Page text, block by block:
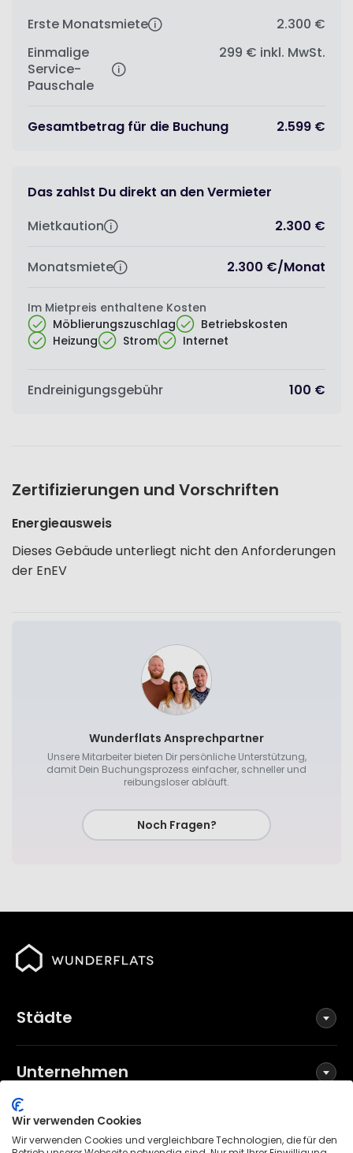
Erste Monatsmiete
2.300 €
Einmalige
Service-
Pauschale
299 € inkl. MwSt.
Gesamtbetrag für die Buchung 2.599 €
Das zahlst Du direkt an den Vermieter
Mietkaution
2.300 €
Monatsmiete 2.300 €/Monat
Im Mietpreis enthaltene Kosten
Möblierungszuschlag
Betriebskosten
Heizung
Strom Internet
Endreinigungsgebühr 100 €
Zertifizierungen und Vorschriften
Energieausweis
Dieses Gebäude unterliegt nicht den Anforderungen
der EnEV
Wunderflats Ansprechpartner
Unsere Mitarbeiter bieten Dir persönliche Unterstützung,
damit Dein Buchungsprozess einfacher, schneller und
reibungsloser abläuft.
Noch Fragen?
Städte
Unternehmen
Social Media
Wir verwenden Cookies
Wir verwenden Cookies und vergleichbare Technologien, die für den